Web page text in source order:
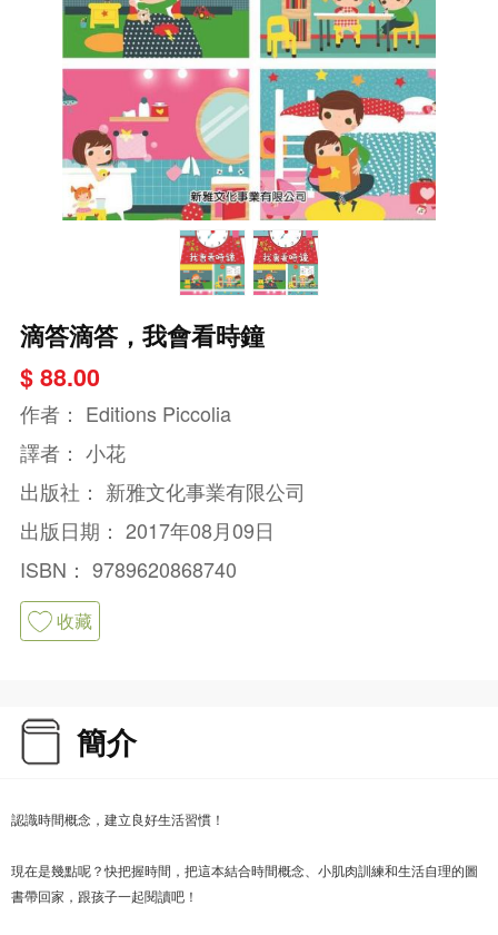
滴答滴答，我會看時鐘
$ 88.00
作者： Editions Piccolia
譯者： 小花
出版社： 新雅文化事業有限公司
出版日期： 2017年08月09日
ISBN： 9789620868740
收藏
簡介
認識時間概念，建立良好生活習慣！
現在是幾點呢？快把握時間，把這本結合時間概念、小肌肉訓練和生活自理的圖
書帶回家，跟孩子一起閱讀吧！